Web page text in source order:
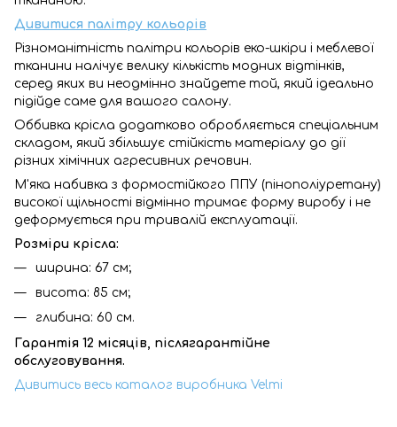
Дивитися палітру кольорів
Різноманітність палітри кольорів еко-шкіри і меблевої
тканини налічує велику кількість модних відтінків,
серед яких ви неодмінно знайдете той, який ідеально
підійде саме для вашого салону.
Оббивка крісла додатково обробляється спеціальним
складом, який збільшує стійкість матеріалу до дії
різних хімічних агресивних речовин.
М'яка набивка з формостійкого ППУ (пінополіуретану)
високої щільності відмінно тримає форму виробу і не
деформується при тривалій експлуатації.
Розміри крісла:
ширина: 67 см;
висота: 85 см;
глибина: 60 см.
Гарантія 12 місяців, післягарантійне
обслуговування.
Дивитись весь каталог виробника Velmi